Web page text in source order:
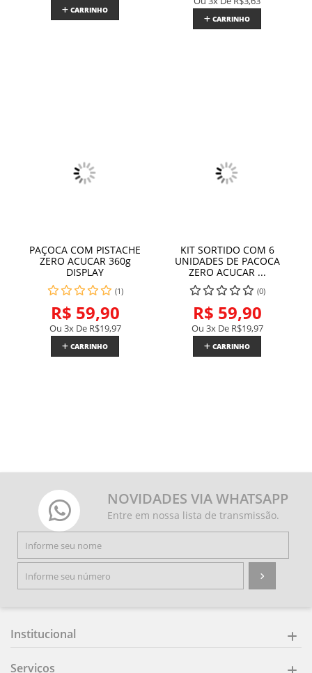
CARRINHO
CARRINHO
PAÇOCA COM PISTACHE
ZERO ACUCAR 360g
DISPLAY
(1)
R$ 59,90
Ou 3x De R$19,97
CARRINHO
KIT SORTIDO COM 6
UNIDADES DE PACOCA
ZERO ACUCAR ...
(0)
R$ 59,90
Ou 3x De R$19,97
CARRINHO
NOVIDADES VIA WHATSAPP
Entre em nossa lista de transmissão.
Institucional
Serviços